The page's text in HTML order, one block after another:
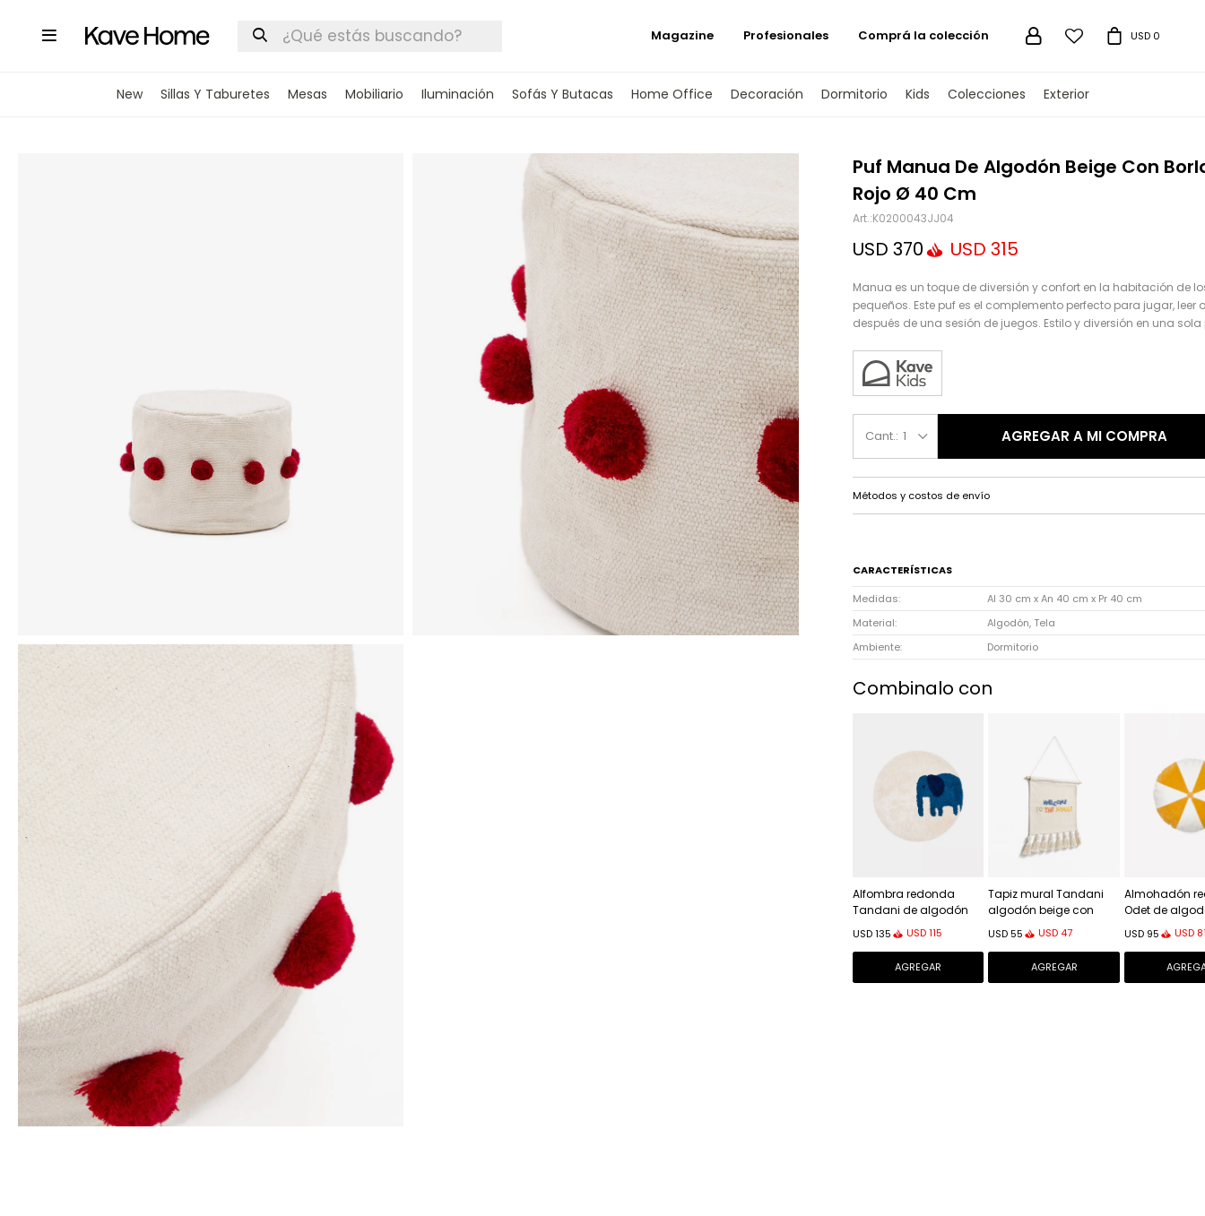

New Sillas Y Taburetes Mesas Mobiliario Iluminación Sofás Y Butacas Home Office Decoración Dormitorio Kids Colecciones Exterior
 USD 0
Magazine Profesionales Comprá la colección
Puf Manua De Algodón Beige Con
Rojo Ø 40 Cm
K0200043JJ04
USD 370 USD 315
Manua es un toque de diversión y confort en la habitación de
pequeños. Este puf es el complemento perfecto para jugar, leer
después de una sesión de juegos. Estilo y diversión en una sola
1 AGREGAR A MI COMPRA
Métodos y costos de envío
CARACTERÍSTICAS
Medidas
Al 30 cm x An 40 cm x Pr 40 cm
Material
Algodón, Tela
Ambiente
Dormitorio
Combinalo con
Alfombra redonda
Tandani de algodón
beige - con elefante
azul Ø 100 cm
USD135 USD115
Tapiz mural Tandani
algodón beige con
letras multicolor y
flecos 40 x 50 cm
USD 55 USD 47
Almohadón
Odet de
blanco y
cm
USD 95 USD